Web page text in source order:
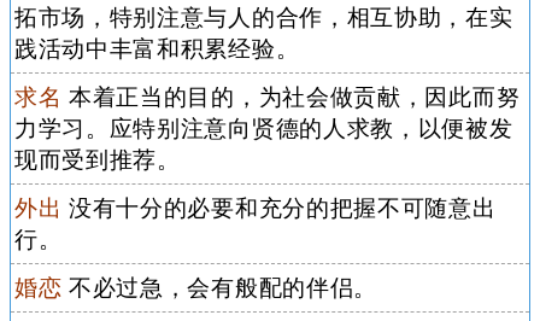
拓市场，特别注意与人的合作，相互协助，在实
践活动中丰富和积累经验。
求名 本着正当的目的，为社会做贡献，因此而努
力学习。应特别注意向贤德的人求教，以便被发
现而受到推荐。
外出 没有十分的必要和充分的把握不可随意出
行。
婚恋 不必过急，会有般配的伴侣。